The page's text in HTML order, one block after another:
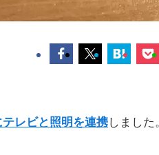
レビと照明を連携しました。